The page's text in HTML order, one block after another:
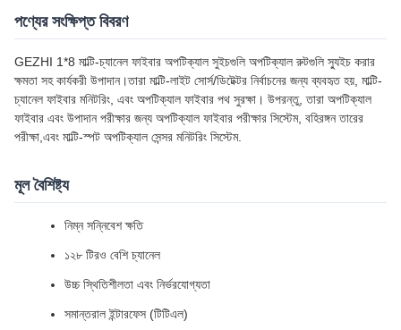
পণ্যের সংক্ষিপ্ত বিবরণ
GEZHI 1*8 মাল্টি-চ্যানেল ফাইবার অপটিক্যাল সুইচগুলি অপটিক্যাল রুটগুলি স্যুইচ করার
ক্ষমতা সহ কার্যকরী উপাদান।তারা মাল্টি-লাইট সোর্স/ডিটেক্টর নির্বাচনের জন্য ব্যবহৃত হয়, মাল্টি-
চ্যানেল ফাইবার মনিটরিং, এবং অপটিক্যাল ফাইবার পথ সুরক্ষা। উপরন্তু, তারা অপটিক্যাল
ফাইবার এবং উপাদান পরীক্ষার জন্য অপটিক্যাল ফাইবার পরীক্ষার সিস্টেম, বহিরঙ্গন তারের
পরীক্ষা,এবং মাল্টি-স্পট অপটিক্যাল সেন্সর মনিটরিং সিস্টেম.
মূল বৈশিষ্ট্য
নিম্ন সন্নিবেশ ক্ষতি
১২৮ টিরও বেশি চ্যানেল
উচ্চ স্থিতিশীলতা এবং নির্ভরযোগ্যতা
সমান্তরাল ইন্টারফেস (টিটিএল)